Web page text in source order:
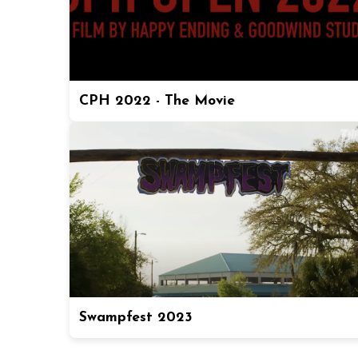
CPH 2022 - The Movie
Swampfest 2023